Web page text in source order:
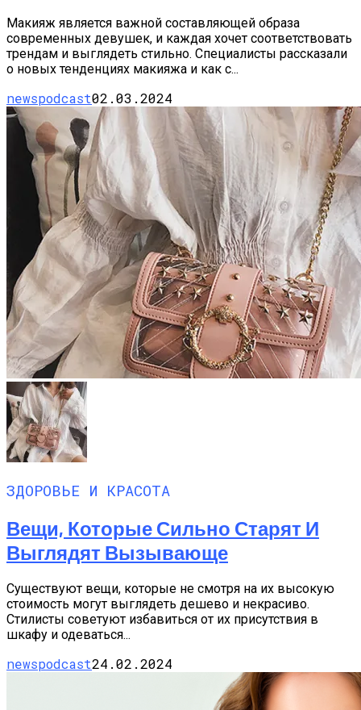
Макияж является важной составляющей образа
современных девушек, и каждая хочет соответствовать
трендам и выглядеть стильно. Специалисты рассказали
о новых тенденциях макияжа и как с...
newspodcast02.03.2024
ЗДОРОВЬЕ И КРАСОТА
Вещи, Которые Сильно Старят И
Выглядят Вызывающе
Существуют вещи, которые не смотря на их высокую
стоимость могут выглядеть дешево и некрасиво.
Стилисты советуют избавиться от их присутствия в
шкафу и одеваться...
newspodcast24.02.2024